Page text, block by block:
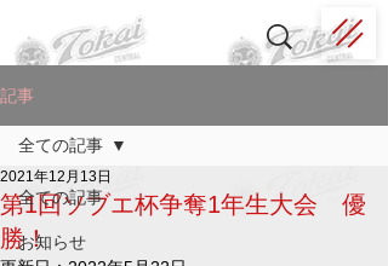
記事
全ての記事
お知らせ
全ての記事
第1回ソブエ杯争奪1年生大会 優
勝！
2021年12月13日